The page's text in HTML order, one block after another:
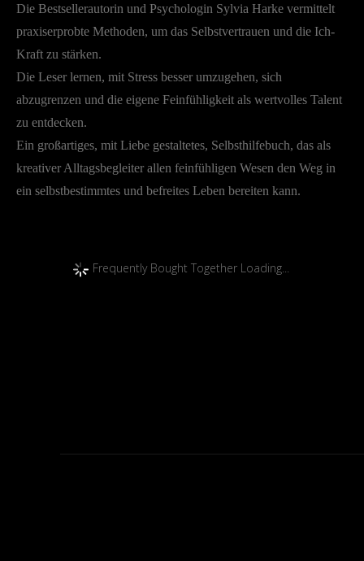
Die Bestsellerautorin und Psychologin Sylvia Harke vermittelt
praxiserprobte Methoden, um das Selbstvertrauen und die Ich-
Kraft zu stärken.
Die Leser lernen, mit Stress besser umzugehen, sich
abzugrenzen und die eigene Feinfühligkeit als wertvolles Talent
zu entdecken.
Ein großartiges, mit Liebe gestaltetes, Selbsthilfebuch, das als
kreativer Alltagsbegleiter allen feinfühligen Wesen den Weg in
ein selbstbestimmtes und befreites Leben bereiten kann.
Frequently Bought Together Loading...